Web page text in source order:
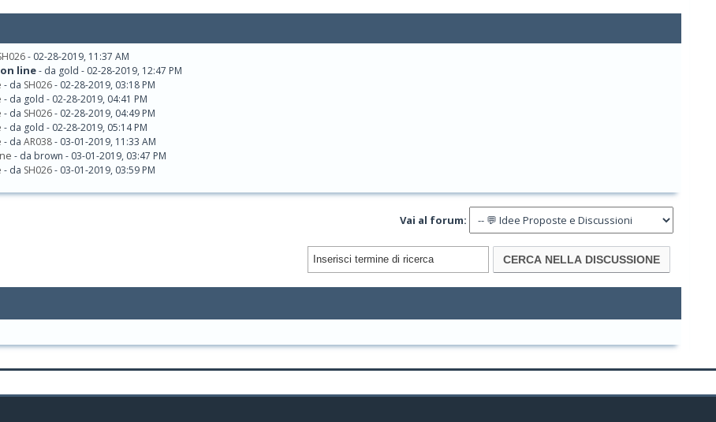
- 02-28-2019, 11:37 AM
line- da gold - 02-28-2019, 12:47 PM
- da SH026- 02-28-2019, 03:18 PM
- da gold - 02-28-2019, 04:41 PM
- da SH026- 02-28-2019, 04:49 PM
- da gold - 02-28-2019, 05:14 PM
- da AR038- 03-01-2019, 11:33 AM
- da brown - 03-01-2019, 03:47 PM
- da SH026- 03-01-2019, 03:59 PM
Vai al forum: